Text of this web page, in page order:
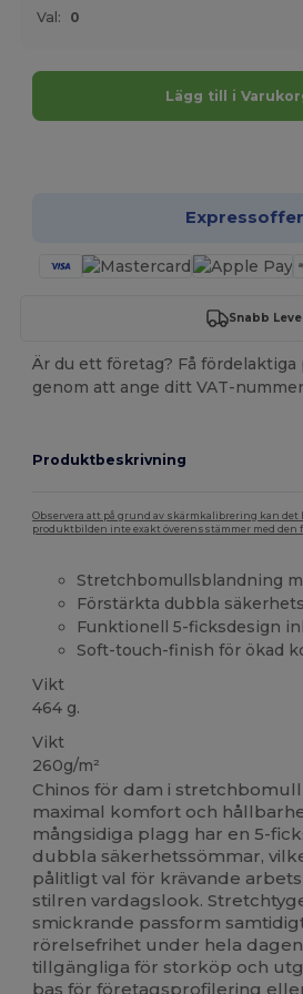
Val: 0
Lägg till i
Snabb
Är du ett företag? Få
genom att ange ditt VAT-
Produktbeskrivning
Observera att på grund av skärmkalibrering kan det
produktbilden inte exakt överensstämmer med den
Stretchbomullsblandning
Förstärkta dubbla
Funktionell 5-ficksdesign
Soft-touch-finish för ökad
Vikt
464 g.
Vikt
260g/m²
Chinos för dam i
maximal komfort och
mångsidiga plagg har en 5-
dubbla säkerhetssömmar,
pålitligt val för krävande
stilren vardagslook.
smickrande passform
rörelsefrihet under hela
tillgängliga för storköp och
bas för företagsprofilering